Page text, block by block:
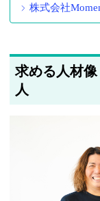
株式会社
求める人材
人